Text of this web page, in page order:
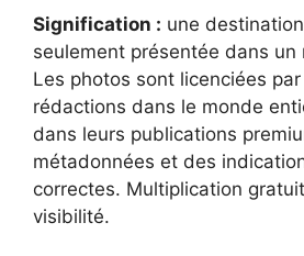
Signification : une destination
seulement présentée dans
Les photos sont licenciées par
rédactions dans le monde
dans leurs publications
métadonnées et des
correctes. Multiplication
visibilité.